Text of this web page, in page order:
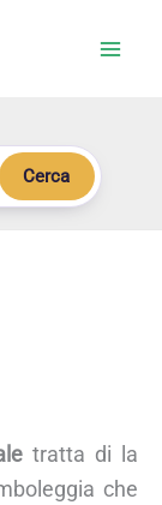
Cerca
tratta di la
che